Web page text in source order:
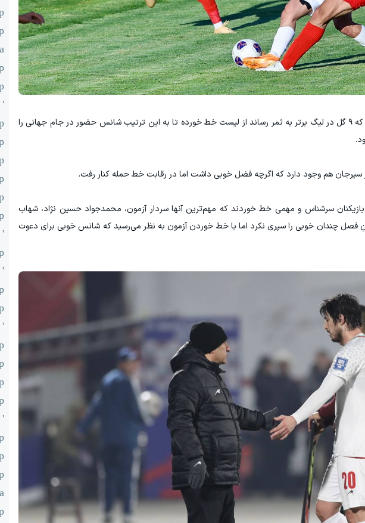
مهاجم تیم فولاد که ۹ گل در لیگ برتر به ثمر رساند از لیست خط خورده تا به این ترتیب شانس حضور در جام جهانی را
سیرجان هم وجود دارد که اگرچه فضل خوبی داشت اما در رقابت خط حمله کنار رفت.
بازیکنان سرشناس و مهمی خط خوردند که مهم‌ترین آنها سردار آزمون، محمدجواد حسین نژاد، شهاب
فصل چندان خوبی را سپری نکرد اما با خط خوردن آزمون به نظر می‌رسید که شانس خوبی برای دعوت